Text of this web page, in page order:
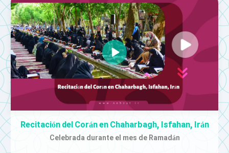
Recitación del Corán en Chaharbagh, Isfahan, Irán
Celebrada durante el mes de Ramadán